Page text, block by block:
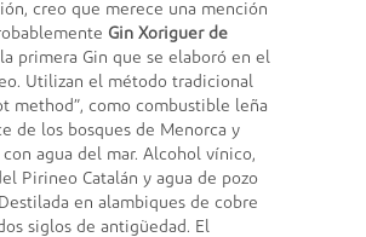
creo que merece una mención
Gin Xoriguer de
primera Gin que se elaboró en el
Utilizan el método tradicional
method”, como combustible leña
de los bosques de Menorca y
agua del mar. Alcohol vínico,
Pirineo Catalán y agua de pozo
en alambiques de cobre
siglos de antigüedad. El